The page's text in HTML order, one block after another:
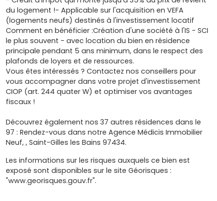
du logement !- Applicable sur l'acquisition en VEFA
(logements neufs) destinés à l'investissement locatif
Comment en bénéficier :Création d'une société à l'IS - SCI
le plus souvent - avec location du bien en résidence
principale pendant 5 ans minimum, dans le respect des
plafonds de loyers et de ressources.
Vous êtes intéressés ? Contactez nos conseillers pour
vous accompagner dans votre projet d'investissement
CIOP (art. 244 quater W) et optimiser vos avantages
fiscaux !
Découvrez également nos 37 autres résidences dans le
97 : Rendez-vous dans notre Agence Médicis Immobilier
Neuf, , Saint-Gilles les Bains 97434.
Les informations sur les risques auxquels ce bien est
exposé sont disponibles sur le site Géorisques :
"www.georisques.gouv.fr".